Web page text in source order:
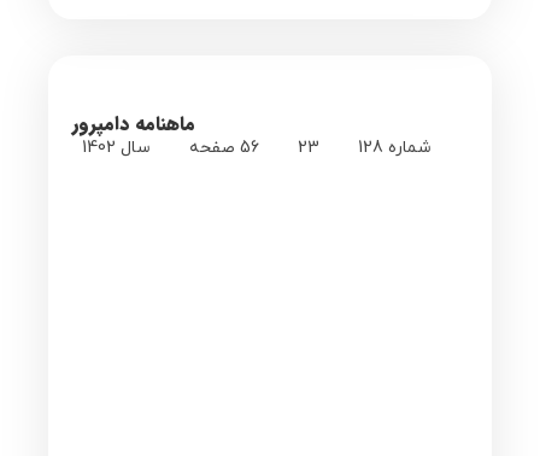
ماهنامه دامپرور
شماره 128 23 56 صفحه سال 1402